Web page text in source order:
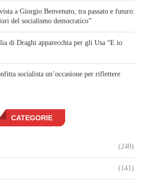
a Giorgio Benvenuto, tra passato e futuro:
del socialismo democratico”
di Draghi apparecchia per gli Usa “E io
socialista un’occasione per riflettere
CATEGORIE
(240)
(141)